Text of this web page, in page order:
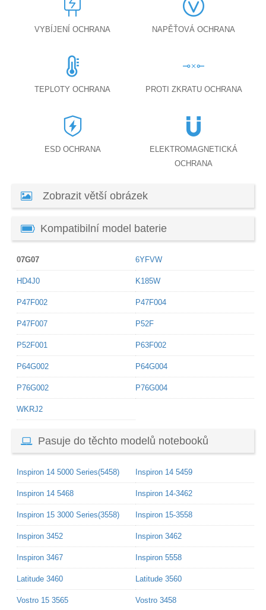
VYBÍJENÍ OCHRANA NAPĚŤOVÁ OCHRANA
TEPLOTY OCHRANA PROTI ZKRATU OCHRANA
ESD OCHRANA
ELEKTROMAGNETICKÁ
OCHRANA
Zobrazit větší obrázek
Kompatibilní model baterie
07G07 6YFVW
HD4J0 K185W
P47F002 P47F004
P47F007 P52F
P52F001 P63F002
P64G002 P64G004
P76G002 P76G004
WKRJ2
Pasuje do těchto modelů notebooků
Inspiron 14 5000 Series(5458) Inspiron 14 5459
Inspiron 14 5468 Inspiron 14-3462
Inspiron 15 3000 Series(3558) Inspiron 15-3558
Inspiron 3452 Inspiron 3462
Inspiron 3467 Inspiron 5558
Latitude 3460 Latitude 3560
Vostro 15 3565 Vostro 3458